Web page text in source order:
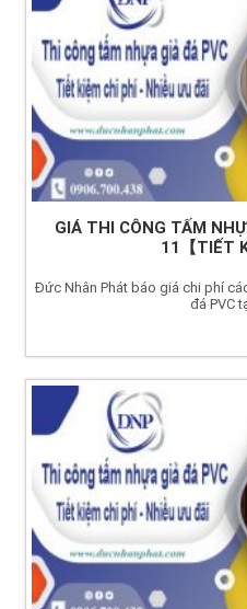
GIÁ THI CÔNG TẤM
11【TIẾT
Đức Nhân Phát báo giá chi phí
đá PVC